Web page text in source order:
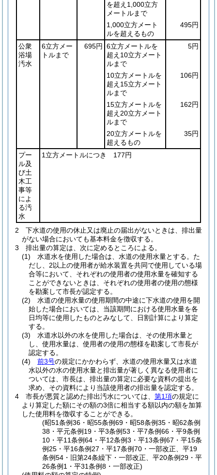
を超え1,000立方
メートルまで
1,000立方メート
ルを超えるもの
495円
公衆
浴場
汚水
6立方メー
トルまで
695円
6立方メートルを
超え10立方メート
ルまで
5円
10立方メートルを
超え15立方メート
ルまで
106円
15立方メートルを
超え20立方メート
ルまで
162円
20立方メートルを
超えるもの
35円
プー
ル及
び土
木工
事等
によ
る汚
水
1立方メートルにつき 177円
2
下水道の使用の休止又は廃止の届出がないときは、排出量
がない場合においても基本料金を徴収する。
3
排出量の算定は、次に定めるところによる。
(1)
水道水を使用した場合は、水道の使用水量とする。 た
だし、2以上の使用者が給水装置を共同で使用している場
合等において、それぞれの使用者の使用水量を確知する
ことができないときは、それぞれの使用者の使用の態様
を勘案して市長が認定する。
(2)
水道の使用水量の使用期間の中途に下水道の使用を開
始した場合においては、当該期間における使用水量を各
日均等に使用したものとみなして、日割計算により算定
する。
(3)
水道水以外の水を使用した場合は、その使用水量と
し、使用水量は、使用者の使用の態様を勘案して市長が
認定する。
(4)
前3号の規定にかかわらず、水道の使用水量又は水道
水以外の水の使用水量と排出量が著しく異なる使用者に
ついては、市長は、排出量の算定に必要な資料の提出を
求め、その資料により当該使用者の排出量を認定する。
4
市長が悪質と認めた排出汚水については、 第1項の規定に
より算定した額にその額の3倍に相当する額以内の額を加算
した使用料を徴収することができる。
(昭51条例36・昭55条例69・昭58条例35・昭62条例
38・平元条例19・平3条例53・平7条例66・平9条例
10・平11条例64・平12条例3・平13条例67・平15条
例25・平16条例27・平17条例70・一部改正、平19
条例54・旧第24条繰下・一部改正、平20条例29・平
26条例1・平31条例8・一部改正)